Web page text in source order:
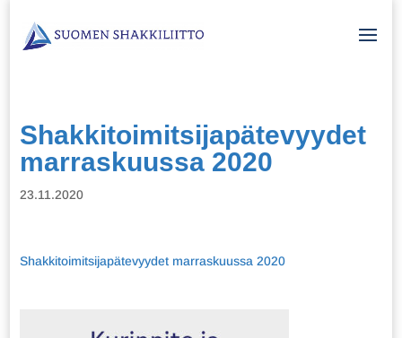
Shakkitoimitsijapätevyydet
marraskuussa 2020
23.11.2020
Shakkitoimitsijapätevyydet marraskuussa 2020